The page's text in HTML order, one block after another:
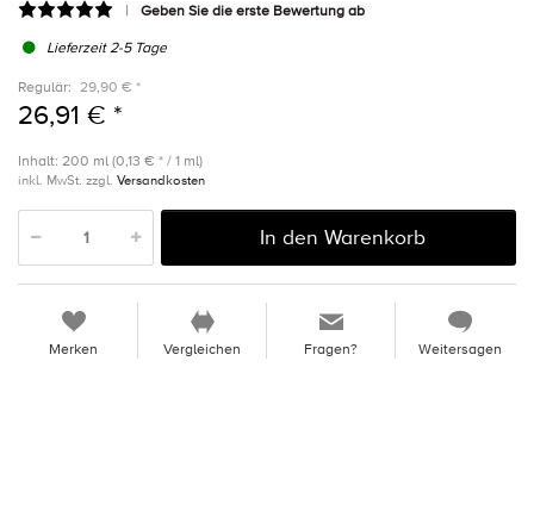
Geben Sie die erste Bewertung ab
Lieferzeit 2-5 Tage
Regulär: 29,90 € *
26,91 € *
Inhalt: 200 ml (0,13 € * / 1 ml)
inkl. MwSt. zzgl. Versandkosten
In den Warenkorb
Merken Vergleichen Fragen? Weitersagen